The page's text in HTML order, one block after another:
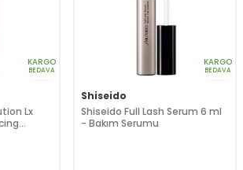
KARGO
BEDAVA
Lx
KARGO
BEDAVA
Shiseido
Shiseido Full Lash Serum 6 ml
- Bakım Serumu